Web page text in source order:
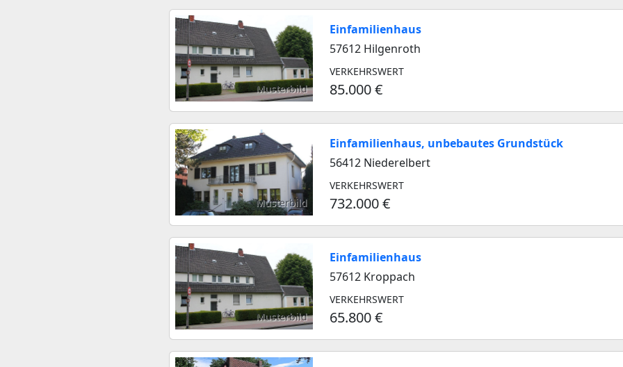
Musterbild
Einfamilienhaus
57612 Hilgenroth
VERKEHRSWERT
85.000 €
Musterbild
Einfamilienhaus, unbebautes Grundstück
56412 Niederelbert
VERKEHRSWERT
732.000 €
Musterbild
Einfamilienhaus
57612 Kroppach
VERKEHRSWERT
65.800 €